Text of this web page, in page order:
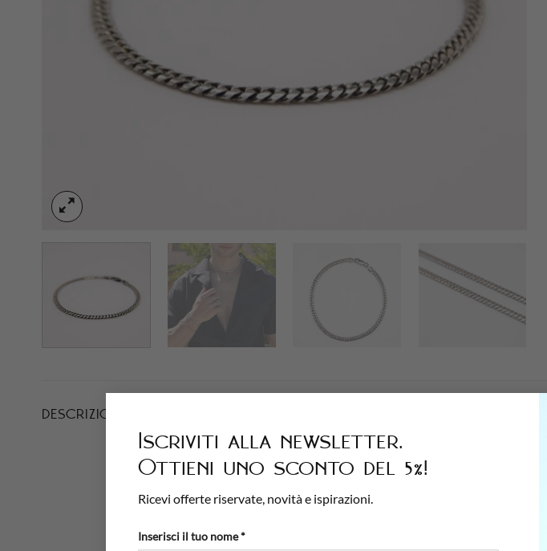
Iscriviti alla newsletter.
Ottieni uno sconto del 5%!
Ricevi offerte riservate, novità e ispirazioni.
Inserisci il tuo nome *
DESCRIZIONE
La struttura della maglia è caratterizzata da anelli
La sua tonalità argentea, intensa e vibrante, riflette la luce
un minimalismo deciso o lasciala intravedere sotto una